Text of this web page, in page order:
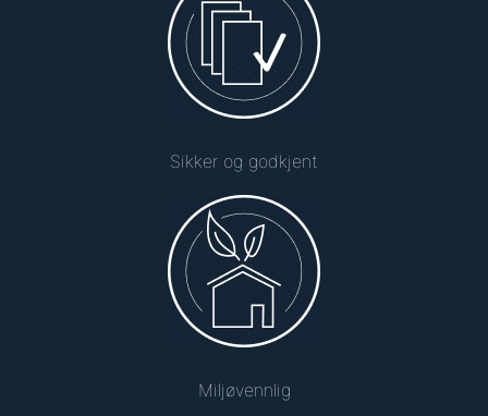
Sikker og godkjent
Miljøvennlig